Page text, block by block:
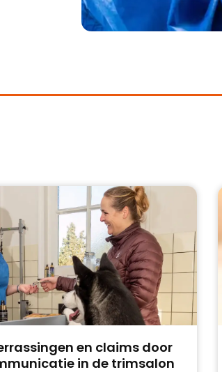
en claims door
in de trimsalon